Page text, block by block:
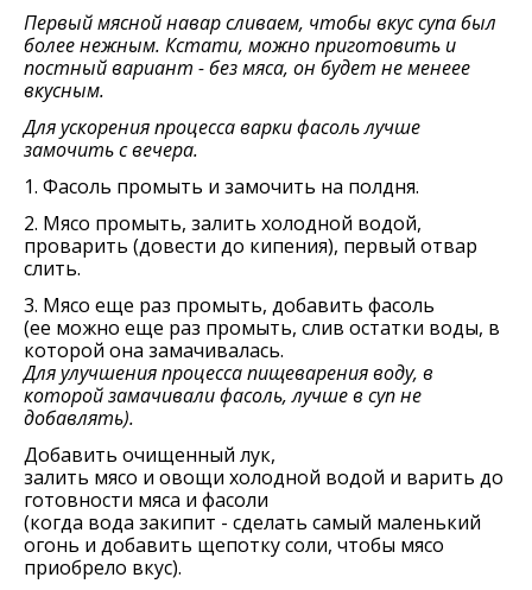
Первый мясной навар сливаем, чтобы вкус супа был
более нежным. Кстати, можно приготовить и
постный вариант - без мяса, он будет не менеее
вкусным.
Для ускорения процесса варки фасоль лучше
замочить с вечера.
1. Фасоль промыть и замочить на полдня.
2. Мясо промыть, залить холодной водой,
проварить (довести до кипения), первый отвар
слить.
3. Мясо еще раз промыть, добавить фасоль
(ее можно еще раз промыть, слив остатки воды, в
которой она замачивалась.
Для улучшения процесса пищеварения воду, в
которой замачивали фасоль, лучше в суп не
добавлять).
Добавить очищенный лук,
залить мясо и овощи холодной водой и варить до
готовности мяса и фасоли
(когда вода закипит - сделать самый маленький
огонь и добавить щепотку соли, чтобы мясо
приобрело вкус).